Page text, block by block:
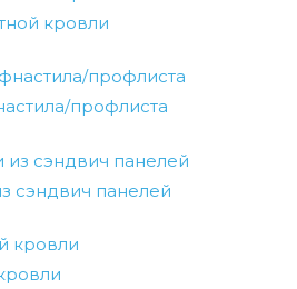
кровли
профлиста
сэндвич панелей